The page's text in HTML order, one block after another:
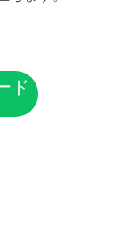
ド